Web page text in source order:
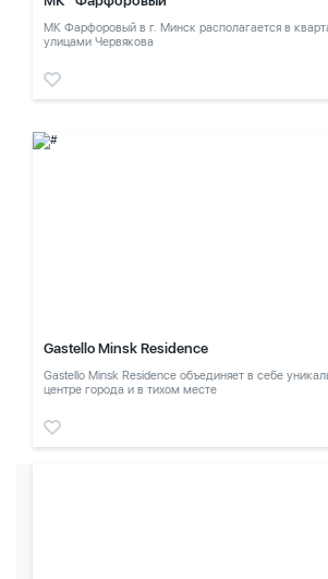
МК Фарфоровый в г. Минск располагается в
улицами Червякова
Gastello Minsk Residence
Gastello Minsk Residence объединяет в себе
центре города и в тихом месте